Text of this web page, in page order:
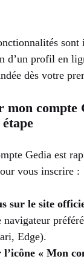
sont
d’un profil en
dès votre
mon compte
Gedia est
vous inscrire :
sur le site
navigateur
Edge).
« Mon